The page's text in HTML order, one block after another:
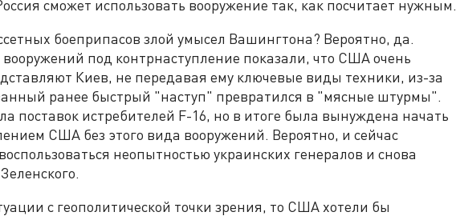
сможет использовать вооружение так, как посчитает нужным.
боеприпасов злой умысел Вашингтона? Вероятно, да.
под контрнаступление показали, что США очень
Киев, не передавая ему ключевые виды техники, из-за
ранее быстрый "наступ" превратился в "мясные штурмы".
поставок истребителей F-16, но в итоге была вынуждена начать
США без этого вида вооружений. Вероятно, и сейчас
неопытностью украинских генералов и снова
с геополитической точки зрения, то США хотели бы